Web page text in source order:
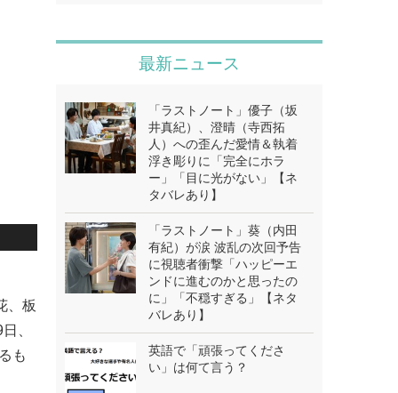
、板
、
も
最新ニュース
「ラストノート」優子（坂
井真紀）、澄晴（寺西拓
人）への歪んだ愛情＆執着
浮き彫りに「完全にホラ
ー」「目に光がない」【ネ
タバレあり】
「ラストノート」葵（内田
有紀）が涙 波乱の次回予告
に視聴者衝撃「ハッピーエ
ンドに進むのかと思ったの
に」「不穏すぎる」【ネタ
バレあり】
英語で「頑張ってくださ
い」は何て言う？